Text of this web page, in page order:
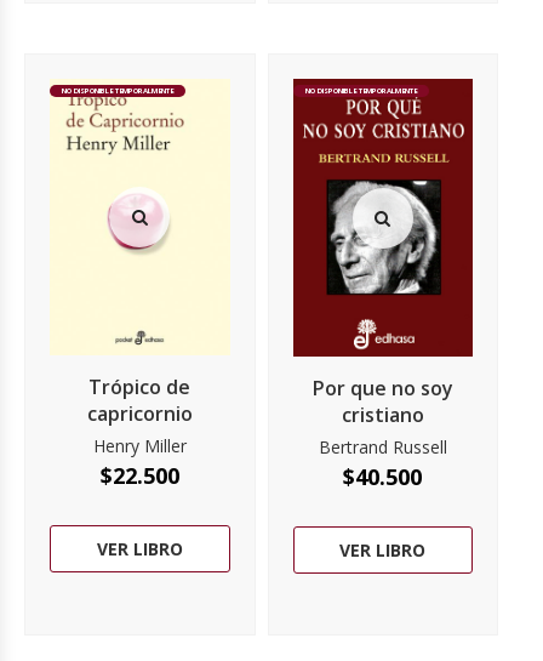
NO DISPONIBLE TEMPORALMENTE
Trópico de
capricornio
Henry Miller
$22.500
VER LIBRO
NO DISPONIBLE TEMPORALMENTE
Por que no soy
cristiano
Bertrand Russell
$40.500
VER LIBRO